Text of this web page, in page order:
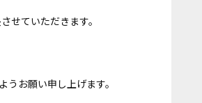
せていただきます。
お願い申し上げます。